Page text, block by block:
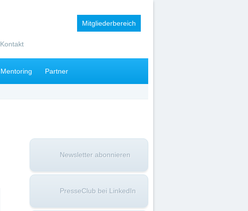
Mitgliederbereich
Kontakt
Mentoring Partner
Newsletter abonnieren
PresseClub bei LinkedIn